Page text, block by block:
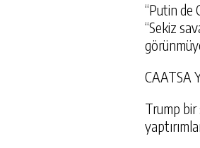
“Putin de
“Sekiz
CAATSA
Trump bir